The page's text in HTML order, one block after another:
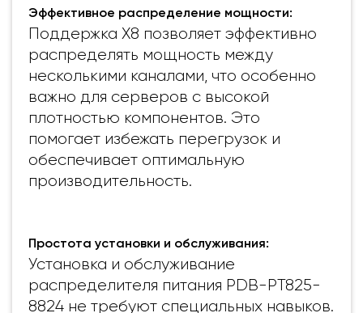
Эффективное распределение мощности:
Поддержка X8 позволяет эффективно
распределять мощность между
несколькими каналами, что особенно
важно для серверов с высокой
плотностью компонентов. Это
помогает избежать перегрузок и
обеспечивает оптимальную
производительность.
Простота установки и обслуживания:
Установка и обслуживание
распределителя питания PDB-PT825-
8824 не требуют специальных навыков.